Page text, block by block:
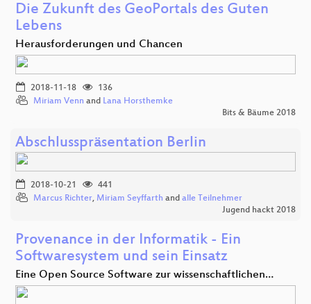
Die Zukunft des GeoPortals des Guten
Lebens
Herausforderungen und Chancen
2018-11-18
136
Miriam Venn and Lana Horsthemke
Bits & Bäume 2018
Abschlusspräsentation Berlin
2018-10-21
441
Marcus Richter, Miriam Seyffarth and alle Teilnehmer
Jugend hackt 2018
Provenance in der Informatik - Ein
Softwaresystem und sein Einsatz
Eine Open Source Software zur wissenschaftlichen…